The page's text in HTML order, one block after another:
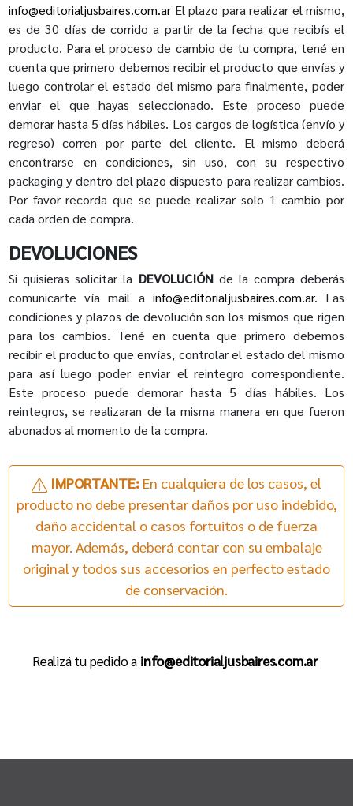
info@editorialjusbaires.com.ar El plazo para realizar el mismo,
es de 30 días de corrido a partir de la fecha que recibís el
producto. Para el proceso de cambio de tu compra, tené en
cuenta que primero debemos recibir el producto que envías y
luego controlar el estado del mismo para finalmente, poder
enviar el que hayas seleccionado. Este proceso puede
demorar hasta 5 días hábiles. Los cargos de logística (envío y
regreso) corren por parte del cliente. El mismo deberá
encontrarse en condiciones, sin uso, con su respectivo
packaging y dentro del plazo dispuesto para realizar cambios.
Por favor recorda que se puede realizar solo 1 cambio por
cada orden de compra.
DEVOLUCIONES
Si quisieras solicitar la DEVOLUCIÓNde la compra deberás
comunicarte vía mail a info@editorialjusbaires.com.ar. Las
condiciones y plazos de devolución son los mismos que rigen
para los cambios. Tené en cuenta que primero debemos
recibir el producto que envías, controlar el estado del mismo
para así luego poder enviar el reintegro correspondiente.
Este proceso puede demorar hasta 5 días hábiles. Los
reintegros, se realizaran de la misma manera en que fueron
abonados al momento de la compra.
IMPORTANTE: En cualquiera de los casos, el
producto no debe presentar daños por uso indebido,
daño accidental o casos fortuitos o de fuerza
mayor. Además, deberá contar con su embalaje
original y todos sus accesorios en perfecto estado
de conservación.
Realizá tu pedido a info@editorialjusbaires.com.ar